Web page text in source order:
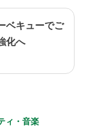
ベキューでご
化へ
ィ・音楽